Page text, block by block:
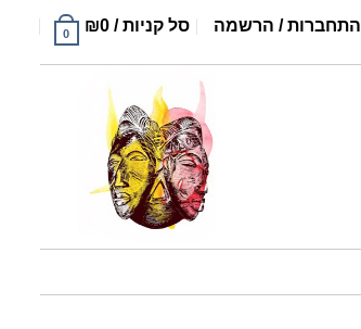
התחברות / הרשמה סל קניות / ₪0
0